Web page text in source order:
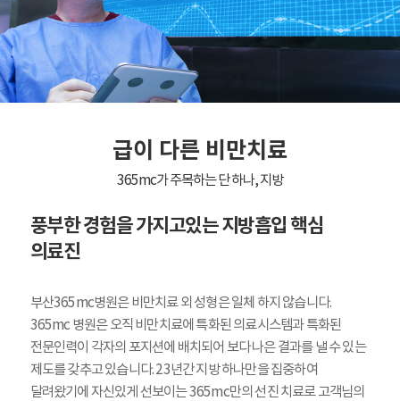
급이 다른 비만치료
365mc가 주목하는 단 하나, 지방
풍부한 경험을 가지고있는 지방흡입 핵심
의료진
부산365mc병원은 비만치료 외 성형은 일체 하지 않습니다.
365mc 병원은 오직 비만치료에 특화된 의료시스템과 특화된
전문인력이 각자의 포지션에 배치되어 보다 나은 결과를 낼 수 있는
제도를 갖추고 있습니다. 23년간 지방 하나만을 집중하여
달려왔기에 자신있게 선보이는 365mc만의 선진 치료로 고객님의